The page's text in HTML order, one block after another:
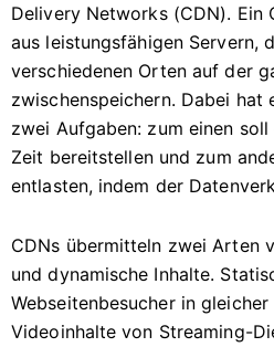
Delivery Networks (CDN). Ein
aus leistungsfähigen Servern,
verschiedenen Orten auf der
zwischenspeichern. Dabei hat
zwei Aufgaben: zum einen
Zeit bereitstellen und zum
entlasten, indem der
CDNs übermitteln zwei Arten
und dynamische Inhalte.
Webseitenbesucher in
Videoinhalte von Streaming-